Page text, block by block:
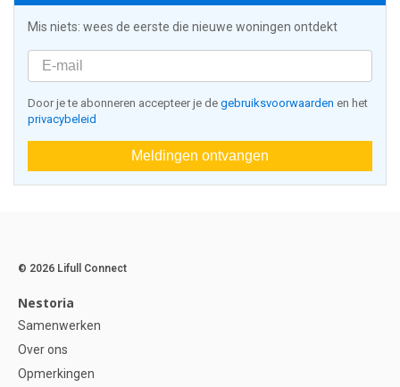
Mis niets: wees de eerste die nieuwe woningen ontdekt
Door je te abonneren accepteer je de gebruiksvoorwaarden en het
privacybeleid
Meldingen ontvangen
© 2026 Lifull Connect
Nestoria
Samenwerken
Over ons
Opmerkingen